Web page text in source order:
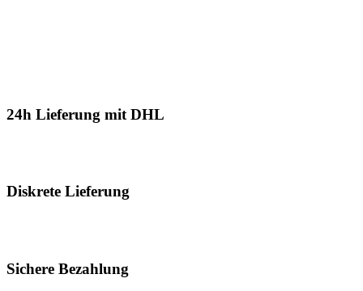
24h Lieferung mit DHL
Diskrete Lieferung
Sichere Bezahlung